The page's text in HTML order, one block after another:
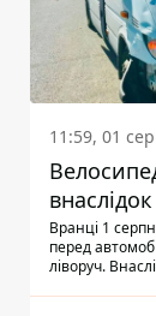
11:59, 01
Вранці 1
перед
ліворуч.